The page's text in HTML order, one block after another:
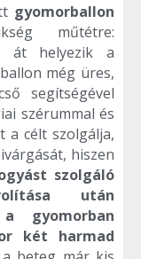
gyomorballon
műtétre:
át helyezik a
még üres,
segítségével
szérummal és
a célt szolgálja,
hiszen
szolgáló
után
gyomorban
két harmad